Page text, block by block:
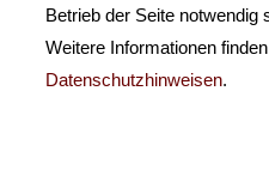
Silbermontage,
Auge,
Einlagen aus
Betrieb der Seite notwendig
Weitere Informationen
Datenschutzhinweisen.